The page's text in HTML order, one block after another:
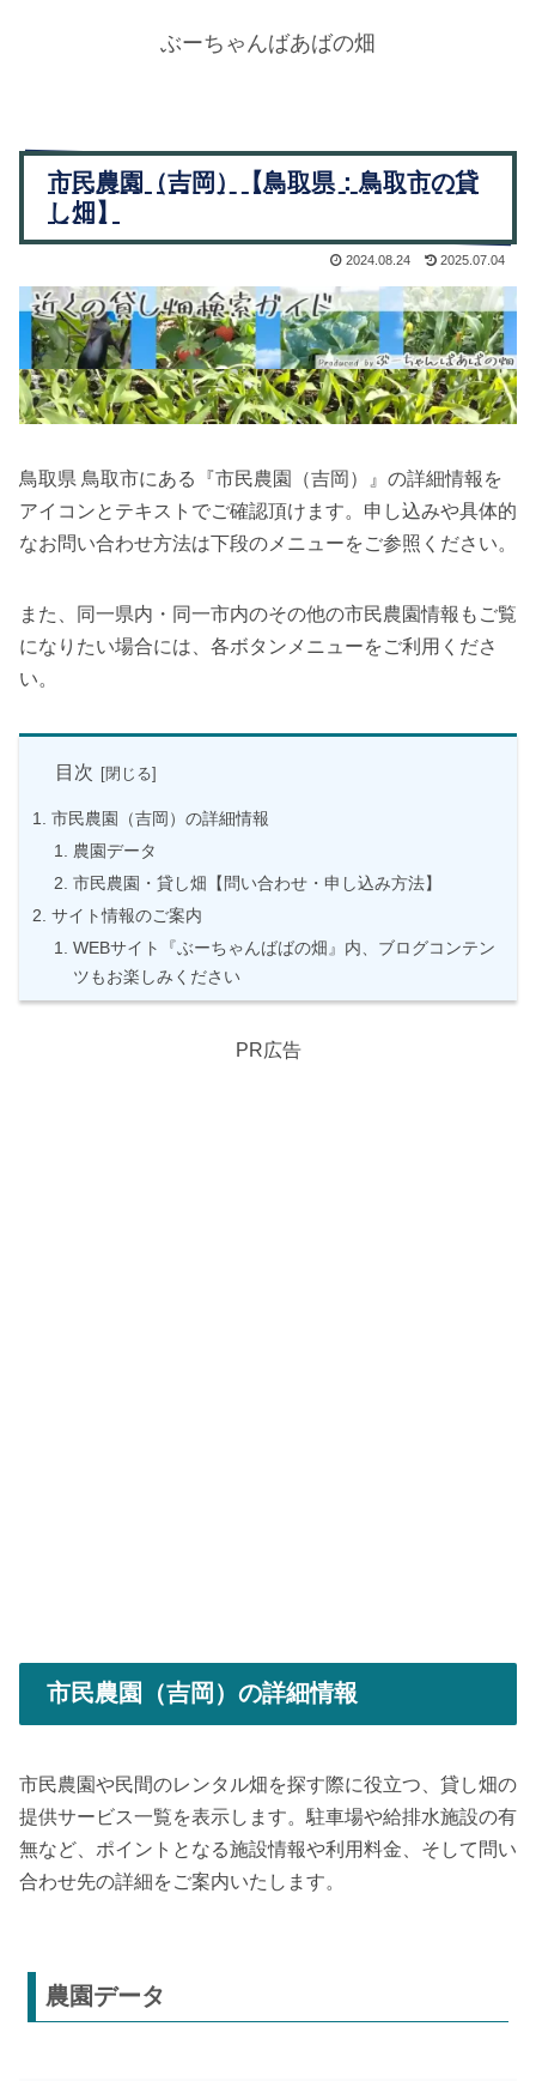
ぶーちゃんばあばの畑
市民農園（吉岡）【鳥取県：鳥取市の貸
し畑】
2024.08.24 2025.07.04
鳥取県 鳥取市にある『市民農園（吉岡）』の詳細情報を
アイコンとテキストでご確認頂けます。申し込みや具体的
なお問い合わせ方法は下段のメニューをご参照ください。
また、同一県内・同一市内のその他の市民農園情報もご覧
になりたい場合には、各ボタンメニューをご利用くださ
い。
目次
市民農園（吉岡）の詳細情報
農園データ
市民農園・貸し畑【問い合わせ・申し込み方法】
サイト情報のご案内
WEBサイト『ぶーちゃんばばの畑』内、ブログコンテン
ツもお楽しみください
PR広告
市民農園（吉岡）の詳細情報
市民農園や民間のレンタル畑を探す際に役立つ、貸し畑の
提供サービス一覧を表示します。駐車場や給排水施設の有
無など、ポイントとなる施設情報や利用料金、そして問い
合わせ先の詳細をご案内いたします。
農園データ